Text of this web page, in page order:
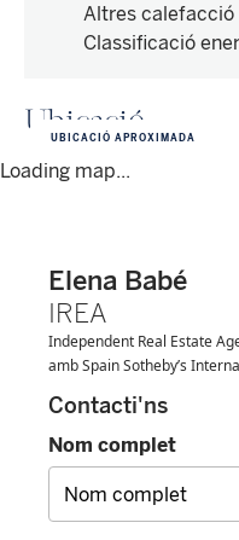
Altres calefacció
Classificació
Ubicació
Loading map...
UBICACIÓ APROXIMADA
Elena Babé
IREA
Independent Real Estate
amb Spain Sotheby’s
Contacti'ns
Nom complet